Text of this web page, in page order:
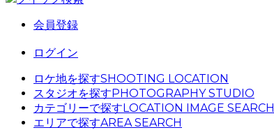
会員登録
ログイン
ロケ地を探すSHOOTING LOCATION
スタジオを探すPHOTOGRAPHY STUDIO
カテゴリーで探すLOCATION IMAGE SEARCH
エリアで探すAREA SEARCH